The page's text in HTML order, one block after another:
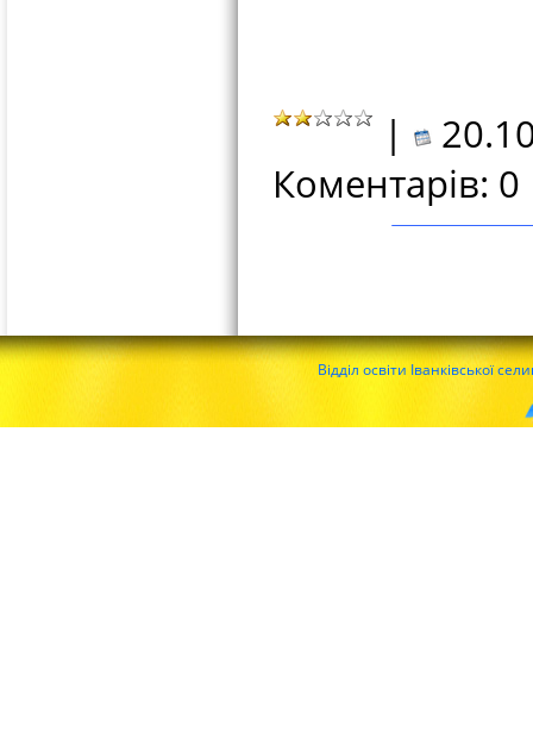
|
Коментарів:
Відділ освіти Іванківської